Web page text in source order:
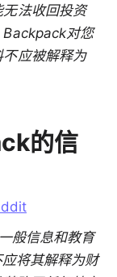
法收回投资
Backpack对您
应被解释为
的信
般信息和教育
将其解释为财